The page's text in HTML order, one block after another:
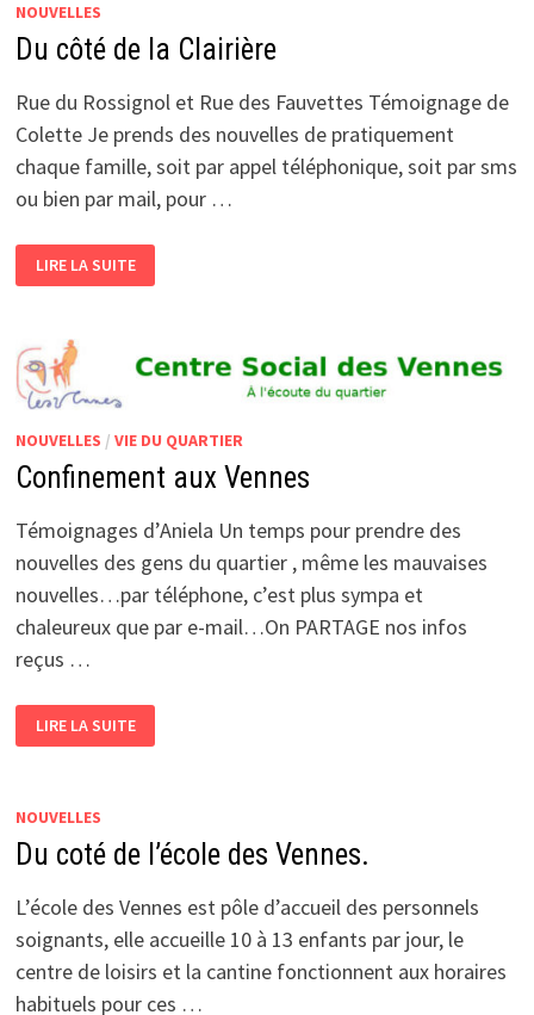
NOUVELLES
Du côté de la Clairière
Rue du Rossignol et Rue des Fauvettes Témoignage de
Colette Je prends des nouvelles de pratiquement
chaque famille, soit par appel téléphonique, soit par sms
ou bien par mail, pour …
CÔTÉ
DE
LIRE LA SUITE
NOUVELLES / VIE DU QUARTIER
Confinement aux Vennes
Témoignages d’Aniela Un temps pour prendre des
nouvelles des gens du quartier , même les mauvaises
nouvelles…par téléphone, c’est plus sympa et
chaleureux que par e-mail…On PARTAGE nos infos
reçus …
AUX
VENNES
LIRE LA SUITE
NOUVELLES
Du coté de l’école des Vennes.
L’école des Vennes est pôle d’accueil des personnels
soignants, elle accueille 10 à 13 enfants par jour, le
centre de loisirs et la cantine fonctionnent aux horaires
habituels pour ces …